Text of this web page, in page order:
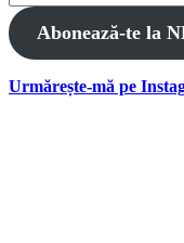
for:
Abonează-te la
Urmărește-mă pe